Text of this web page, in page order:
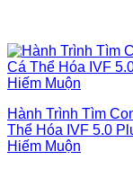
Hành Trình Tìm
Thể Hóa IVF 5.0
Hiếm Muộn